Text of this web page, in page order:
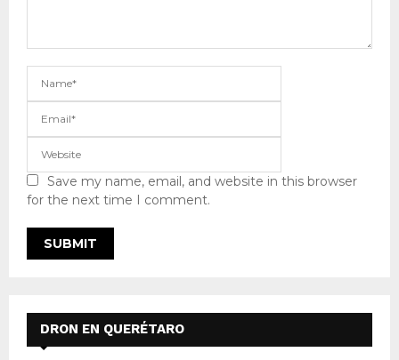
Save my name, email, and website in this browser
for the next time I comment.
DRON EN QUERÉTARO